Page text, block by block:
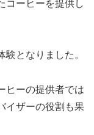
コーヒーを提供し
となりました。
ヒーの提供者では
イザーの役割も果